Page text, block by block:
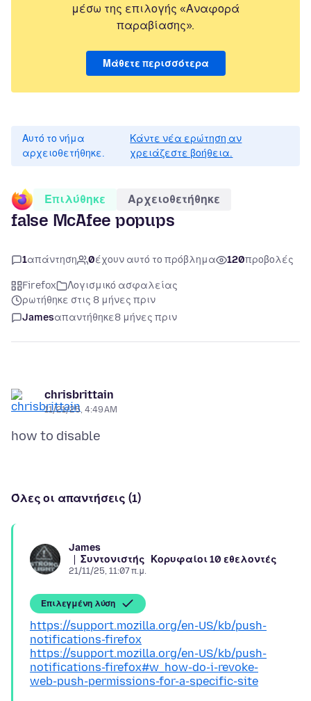
μέσω της επιλογής «Αναφορά
παραβίασης».
Μάθετε περισσότερα
Αυτό το νήμα
αρχειοθετήθηκε.
Κάντε νέα ερώτηση αν
χρειάζεστε βοήθεια.
Επιλύθηκε Αρχειοθετήθηκε
false McAfee popups
1απάντηση 0έχουν αυτό το πρόβλημα 120προβολές
Firefox
Λογισμικό ασφαλείας
ρωτήθηκε στις 8 μήνες πριν
Jamesαπαντήθηκε8 μήνες πριν
chrisbrittain
11/21/25, 4:49 AM
Όλες οι απαντήσεις (1)
James
Συντονιστής
Κορυφαίοι 10 εθελοντές
21/11/25, 11:07 π.μ.
Επιλεγμένη λύση
https://support.mozilla.org/en-US/kb/push-
notifications-firefox
https://support.mozilla.org/en-US/kb/push-
notifications-firefox#w_how-do-i-revoke-
web-push-permissions-for-a-specific-site